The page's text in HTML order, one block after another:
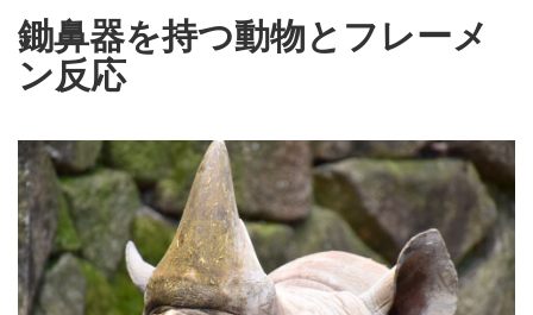
鋤鼻器を持つ動物とフレーメ
ン反応